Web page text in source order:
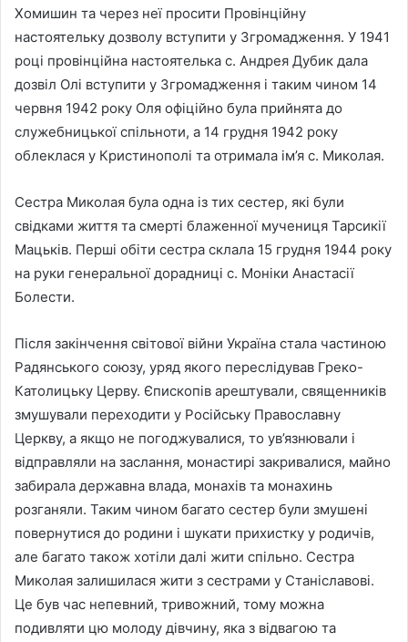
Хомишин та через неї просити Провінційну
настоятельку дозволу вступити у Згромадження. У 1941
році провінційна настоятелька с. Андрея Дубик дала
дозвіл Олі вступити у Згромадження і таким чином 14
червня 1942 року Оля офіційно була прийнята до
служебницької спільноти, а 14 грудня 1942 року
облеклася у Кристинополі та отримала ім’я с. Миколая.
Сестра Миколая була одна із тих сестер, які були
свідками життя та смерті блаженної мучениця Тарсикії
Мацьків. Перші обіти сестра склала 15 грудня 1944 року
на руки генеральної дорадниці с. Моніки Анастасії
Болести.
Після закінчення світової війни Україна стала частиною
Радянського союзу, уряд якого переслідував Греко-
Католицьку Церву. Єпископів арештували, священників
змушували переходити у Російську Православну
Церкву, а якщо не погоджувалися, то ув’язнювали і
відправляли на заслання, монастирі закривалися, майно
забирала державна влада, монахів та монахинь
розганяли. Таким чином багато сестер були змушені
повернутися до родини і шукати прихистку у родичів,
але багато також хотіли далі жити спільно. Сестра
Миколая залишилася жити з сестрами у Станіславові.
Це був час непевний, тривожний, тому можна
подивляти цю молоду дівчину, яка з відвагою та